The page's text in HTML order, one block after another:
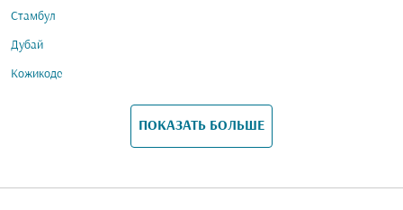
Стамбул
Дубай
Кожикоде
ПОКАЗАТЬ БОЛЬШЕ